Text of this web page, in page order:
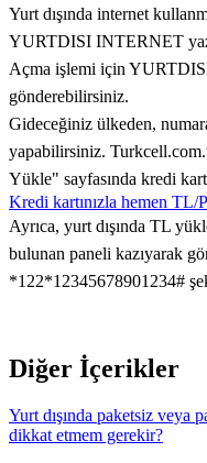
​Yurt dışında internet
YURTDISI INTERNET
Açma işlemi için
gönderebilirsiniz.
Gideceğiniz ülkeden,
yapabilirsiniz.
Yükle" sayfasında kredi
Kredi kartınızla hemen TL/
Ayrıca, yurt dışında TL
bulunan paneli kazıyarak
*122*12345678901234#
Diğer İçerikler
Yurt dışında paketsiz veya
dikkat etmem gerekir?